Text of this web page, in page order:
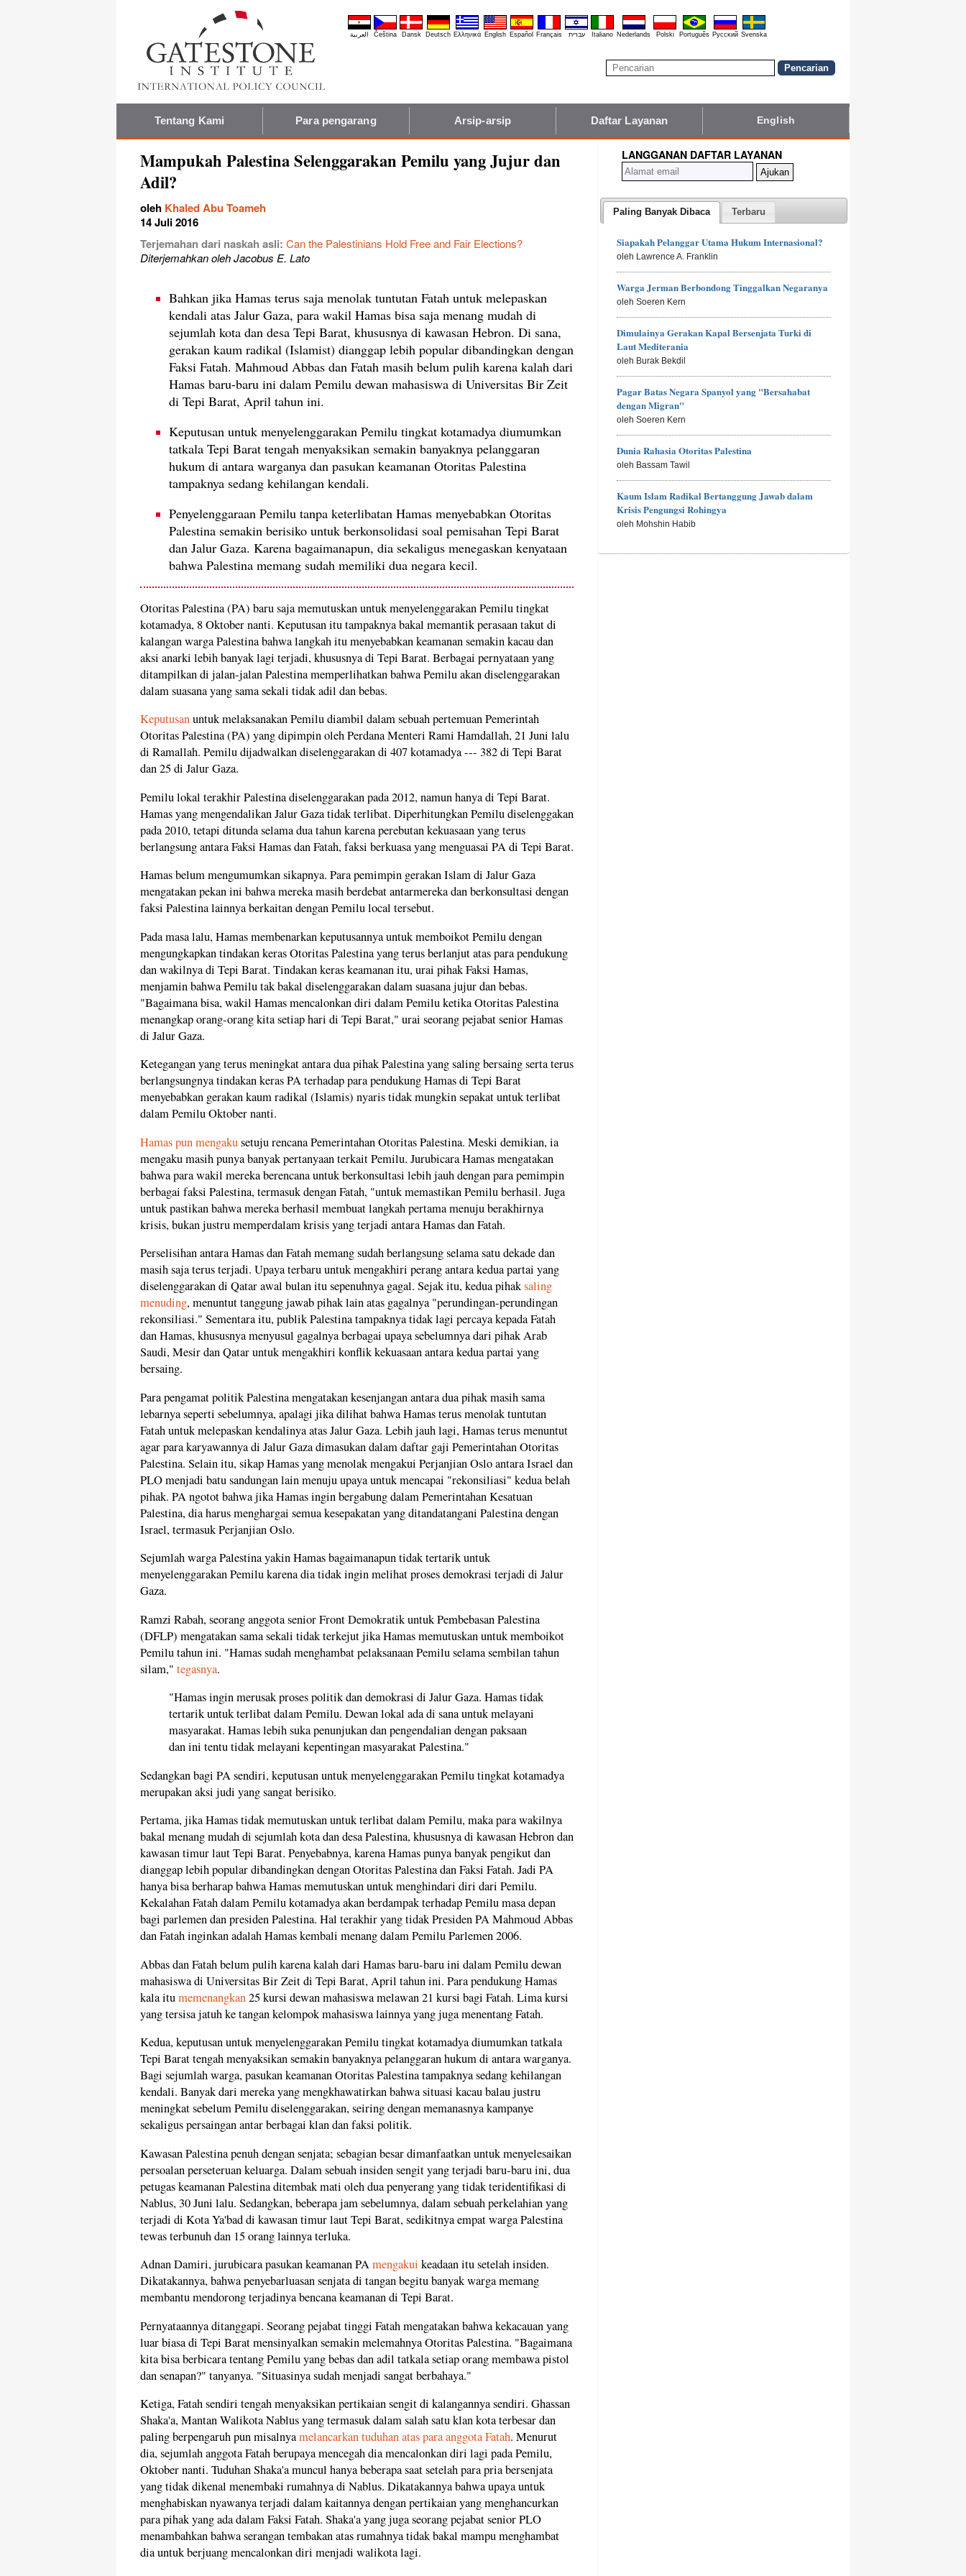
العربية Čeština Dansk Deutsch Ελληνικά English Español Français עברית Italiano Nederlands Polski Português Pyccĸий Svenska
Tentang Kami Para pengarang Arsip-arsip Daftar Layanan English
Mampukah Palestina Selenggarakan Pemilu yang Jujur dan
Adil?
oleh Khaled Abu Toameh
14 Juli 2016
Terjemahan dari naskah asli: Can the Palestinians Hold Free and Fair Elections?
Diterjemahkan oleh Jacobus E. Lato
Bahkan jika Hamas terus saja menolak tuntutan Fatah untuk melepaskan
kendali atas Jalur Gaza, para wakil Hamas bisa saja menang mudah di
sejumlah kota dan desa Tepi Barat, khususnya di kawasan Hebron. Di sana,
gerakan kaum radikal (Islamist) dianggap lebih popular dibandingkan dengan
Faksi Fatah. Mahmoud Abbas dan Fatah masih belum pulih karena kalah dari
Hamas baru-baru ini dalam Pemilu dewan mahasiswa di Universitas Bir Zeit
di Tepi Barat, April tahun ini.
Keputusan untuk menyelenggarakan Pemilu tingkat kotamadya diumumkan
tatkala Tepi Barat tengah menyaksikan semakin banyaknya pelanggaran
hukum di antara warganya dan pasukan keamanan Otoritas Palestina
tampaknya sedang kehilangan kendali.
Penyelenggaraan Pemilu tanpa keterlibatan Hamas menyebabkan Otoritas
Palestina semakin berisiko untuk berkonsolidasi soal pemisahan Tepi Barat
dan Jalur Gaza. Karena bagaimanapun, dia sekaligus menegaskan kenyataan
bahwa Palestina memang sudah memiliki dua negara kecil.
Otoritas Palestina (PA) baru saja memutuskan untuk menyelenggarakan Pemilu tingkat
kotamadya, 8 Oktober nanti. Keputusan itu tampaknya bakal memantik perasaan takut di
kalangan warga Palestina bahwa langkah itu menyebabkan keamanan semakin kacau dan
aksi anarki lebih banyak lagi terjadi, khususnya di Tepi Barat. Berbagai pernyataan yang
ditampilkan di jalan-jalan Palestina memperlihatkan bahwa Pemilu akan diselenggarakan
dalam suasana yang sama sekali tidak adil dan bebas.
Keputusanuntuk melaksanakan Pemilu diambil dalam sebuah pertemuan Pemerintah
Otoritas Palestina (PA) yang dipimpin oleh Perdana Menteri Rami Hamdallah, 21 Juni lalu
di Ramallah. Pemilu dijadwalkan diselenggarakan di 407 kotamadya --- 382 di Tepi Barat
dan 25 di Jalur Gaza.
Pemilu lokal terakhir Palestina diselenggarakan pada 2012, namun hanya di Tepi Barat.
Hamas yang mengendalikan Jalur Gaza tidak terlibat. Diperhitungkan Pemilu diselenggakan
pada 2010, tetapi ditunda selama dua tahun karena perebutan kekuasaan yang terus
berlangsung antara Faksi Hamas dan Fatah, faksi berkuasa yang menguasai PA di Tepi Barat.
Hamas belum mengumumkan sikapnya. Para pemimpin gerakan Islam di Jalur Gaza
mengatakan pekan ini bahwa mereka masih berdebat antarmereka dan berkonsultasi dengan
faksi Palestina lainnya berkaitan dengan Pemilu local tersebut.
Pada masa lalu, Hamas membenarkan keputusannya untuk memboikot Pemilu dengan
mengungkapkan tindakan keras Otoritas Palestina yang terus berlanjut atas para pendukung
dan wakilnya di Tepi Barat. Tindakan keras keamanan itu, urai pihak Faksi Hamas,
menjamin bahwa Pemilu tak bakal diselenggarakan dalam suasana jujur dan bebas.
"Bagaimana bisa, wakil Hamas mencalonkan diri dalam Pemilu ketika Otoritas Palestina
menangkap orang-orang kita setiap hari di Tepi Barat," urai seorang pejabat senior Hamas
di Jalur Gaza.
Ketegangan yang terus meningkat antara dua pihak Palestina yang saling bersaing serta terus
berlangsungnya tindakan keras PA terhadap para pendukung Hamas di Tepi Barat
menyebabkan gerakan kaum radikal (Islamis) nyaris tidak mungkin sepakat untuk terlibat
dalam Pemilu Oktober nanti.
Hamas pun mengakusetuju rencana Pemerintahan Otoritas Palestina. Meski demikian, ia
mengaku masih punya banyak pertanyaan terkait Pemilu. Jurubicara Hamas mengatakan
bahwa para wakil mereka berencana untuk berkonsultasi lebih jauh dengan para pemimpin
berbagai faksi Palestina, termasuk dengan Fatah, "untuk memastikan Pemilu berhasil. Juga
untuk pastikan bahwa mereka berhasil membuat langkah pertama menuju berakhirnya
krisis, bukan justru memperdalam krisis yang terjadi antara Hamas dan Fatah.
Perselisihan antara Hamas dan Fatah memang sudah berlangsung selama satu dekade dan
masih saja terus terjadi. Upaya terbaru untuk mengakhiri perang antara kedua partai yang
diselenggarakan di Qatar awal bulan itu sepenuhnya gagal. Sejak itu, kedua pihaksaling
menuding, menuntut tanggung jawab pihak lain atas gagalnya "perundingan-perundingan
rekonsiliasi." Sementara itu, publik Palestina tampaknya tidak lagi percaya kepada Fatah
dan Hamas, khususnya menyusul gagalnya berbagai upaya sebelumnya dari pihak Arab
Saudi, Mesir dan Qatar untuk mengakhiri konflik kekuasaan antara kedua partai yang
bersaing.
Para pengamat politik Palestina mengatakan kesenjangan antara dua pihak masih sama
lebarnya seperti sebelumnya, apalagi jika dilihat bahwa Hamas terus menolak tuntutan
Fatah untuk melepaskan kendalinya atas Jalur Gaza. Lebih jauh lagi, Hamas terus menuntut
agar para karyawannya di Jalur Gaza dimasukan dalam daftar gaji Pemerintahan Otoritas
Palestina. Selain itu, sikap Hamas yang menolak mengakui Perjanjian Oslo antara Israel dan
PLO menjadi batu sandungan lain menuju upaya untuk mencapai "rekonsiliasi" kedua belah
pihak. PA ngotot bahwa jika Hamas ingin bergabung dalam Pemerintahan Kesatuan
Palestina, dia harus menghargai semua kesepakatan yang ditandatangani Palestina dengan
Israel, termasuk Perjanjian Oslo.
Sejumlah warga Palestina yakin Hamas bagaimanapun tidak tertarik untuk
menyelenggarakan Pemilu karena dia tidak ingin melihat proses demokrasi terjadi di Jalur
Gaza.
Ramzi Rabah, seorang anggota senior Front Demokratik untuk Pembebasan Palestina
(DFLP) mengatakan sama sekali tidak terkejut jika Hamas memutuskan untuk memboikot
Pemilu tahun ini. "Hamas sudah menghambat pelaksanaan Pemilu selama sembilan tahun
silam," tegasnya.
"Hamas ingin merusak proses politik dan demokrasi di Jalur Gaza. Hamas tidak
tertarik untuk terlibat dalam Pemilu. Dewan lokal ada di sana untuk melayani
masyarakat. Hamas lebih suka penunjukan dan pengendalian dengan paksaan
dan ini tentu tidak melayani kepentingan masyarakat Palestina."
Sedangkan bagi PA sendiri, keputusan untuk menyelenggarakan Pemilu tingkat kotamadya
merupakan aksi judi yang sangat berisiko.
Pertama, jika Hamas tidak memutuskan untuk terlibat dalam Pemilu, maka para wakilnya
bakal menang mudah di sejumlah kota dan desa Palestina, khususnya di kawasan Hebron dan
kawasan timur laut Tepi Barat. Penyebabnya, karena Hamas punya banyak pengikut dan
dianggap lebih popular dibandingkan dengan Otoritas Palestina dan Faksi Fatah. Jadi PA
hanya bisa berharap bahwa Hamas memutuskan untuk menghindari diri dari Pemilu.
Kekalahan Fatah dalam Pemilu kotamadya akan berdampak terhadap Pemilu masa depan
bagi parlemen dan presiden Palestina. Hal terakhir yang tidak Presiden PA Mahmoud Abbas
dan Fatah inginkan adalah Hamas kembali menang dalam Pemilu Parlemen 2006.
Abbas dan Fatah belum pulih karena kalah dari Hamas baru-baru ini dalam Pemilu dewan
mahasiswa di Universitas Bir Zeit di Tepi Barat, April tahun ini. Para pendukung Hamas
kala itumemenangkan25 kursi dewan mahasiswa melawan 21 kursi bagi Fatah. Lima kursi
yang tersisa jatuh ke tangan kelompok mahasiswa lainnya yang juga menentang Fatah.
Kedua, keputusan untuk menyelenggarakan Pemilu tingkat kotamadya diumumkan tatkala
Tepi Barat tengah menyaksikan semakin banyaknya pelanggaran hukum di antara warganya.
Bagi sejumlah warga, pasukan keamanan Otoritas Palestina tampaknya sedang kehilangan
kendali. Banyak dari mereka yang mengkhawatirkan bahwa situasi kacau balau justru
meningkat sebelum Pemilu diselenggarakan, seiring dengan memanasnya kampanye
sekaligus persaingan antar berbagai klan dan faksi politik.
Kawasan Palestina penuh dengan senjata; sebagian besar dimanfaatkan untuk menyelesaikan
persoalan perseteruan keluarga. Dalam sebuah insiden sengit yang terjadi baru-baru ini, dua
petugas keamanan Palestina ditembak mati oleh dua penyerang yang tidak teridentifikasi di
Nablus, 30 Juni lalu. Sedangkan, beberapa jam sebelumnya, dalam sebuah perkelahian yang
terjadi di Kota Ya'bad di kawasan timur laut Tepi Barat, sedikitnya empat warga Palestina
tewas terbunuh dan 15 orang lainnya terluka.
Adnan Damiri, jurubicara pasukan keamanan PAmengakui keadaan itu setelah insiden.
Dikatakannya, bahwa penyebarluasan senjata di tangan begitu banyak warga memang
membantu mendorong terjadinya bencana keamanan di Tepi Barat.
Pernyataannya ditanggapi. Seorang pejabat tinggi Fatah mengatakan bahwa kekacauan yang
luar biasa di Tepi Barat mensinyalkan semakin melemahnya Otoritas Palestina. "Bagaimana
kita bisa berbicara tentang Pemilu yang bebas dan adil tatkala setiap orang membawa pistol
dan senapan?" tanyanya. "Situasinya sudah menjadi sangat berbahaya."
Ketiga, Fatah sendiri tengah menyaksikan pertikaian sengit di kalangannya sendiri. Ghassan
Shaka'a, Mantan Walikota Nablus yang termasuk dalam salah satu klan kota terbesar dan
paling berpengaruh pun misalnyamelancarkan tuduhan atas para anggota Fatah. Menurut
dia, sejumlah anggota Fatah berupaya mencegah dia mencalonkan diri lagi pada Pemilu,
Oktober nanti. Tuduhan Shaka'a muncul hanya beberapa saat setelah para pria bersenjata
yang tidak dikenal menembaki rumahnya di Nablus. Dikatakannya bahwa upaya untuk
menghabiskan nyawanya terjadi dalam kaitannya dengan pertikaian yang menghancurkan
para pihak yang ada dalam Faksi Fatah. Shaka'a yang juga seorang pejabat senior PLO
menambahkan bahwa serangan tembakan atas rumahnya tidak bakal mampu menghambat
dia untuk berjuang mencalonkan diri menjadi walikota lagi.
LANGGANAN DAFTAR LAYANAN
Paling Banyak Dibaca Terbaru
Siapakah Pelanggar Utama Hukum Internasional?
oleh Lawrence A. Franklin
Warga Jerman Berbondong Tinggalkan Negaranya
oleh Soeren Kern
Dimulainya Gerakan Kapal Bersenjata Turki di
Laut Mediterania
oleh Burak Bekdil
Pagar Batas Negara Spanyol yang "Bersahabat
dengan Migran"
oleh Soeren Kern
Dunia Rahasia Otoritas Palestina
oleh Bassam Tawil
Kaum Islam Radikal Bertanggung Jawab dalam
Krisis Pengungsi Rohingya
oleh Mohshin Habib